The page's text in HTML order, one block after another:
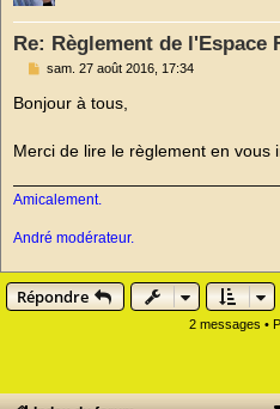
Re: Règlement de l'Espace
M
s
s
e
n
u
sam. 27 août 2016, 17:34
Bonjour à tous,
Merci de lire le règlement en vous
Amicalement.
André modérateur.
Répondre
2 messages •